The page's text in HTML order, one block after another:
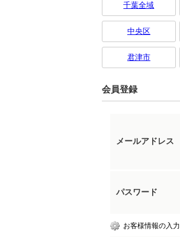
千葉全域
中央区
君津市
会員登録
メールアドレス
パスワード
お客様情報の入力